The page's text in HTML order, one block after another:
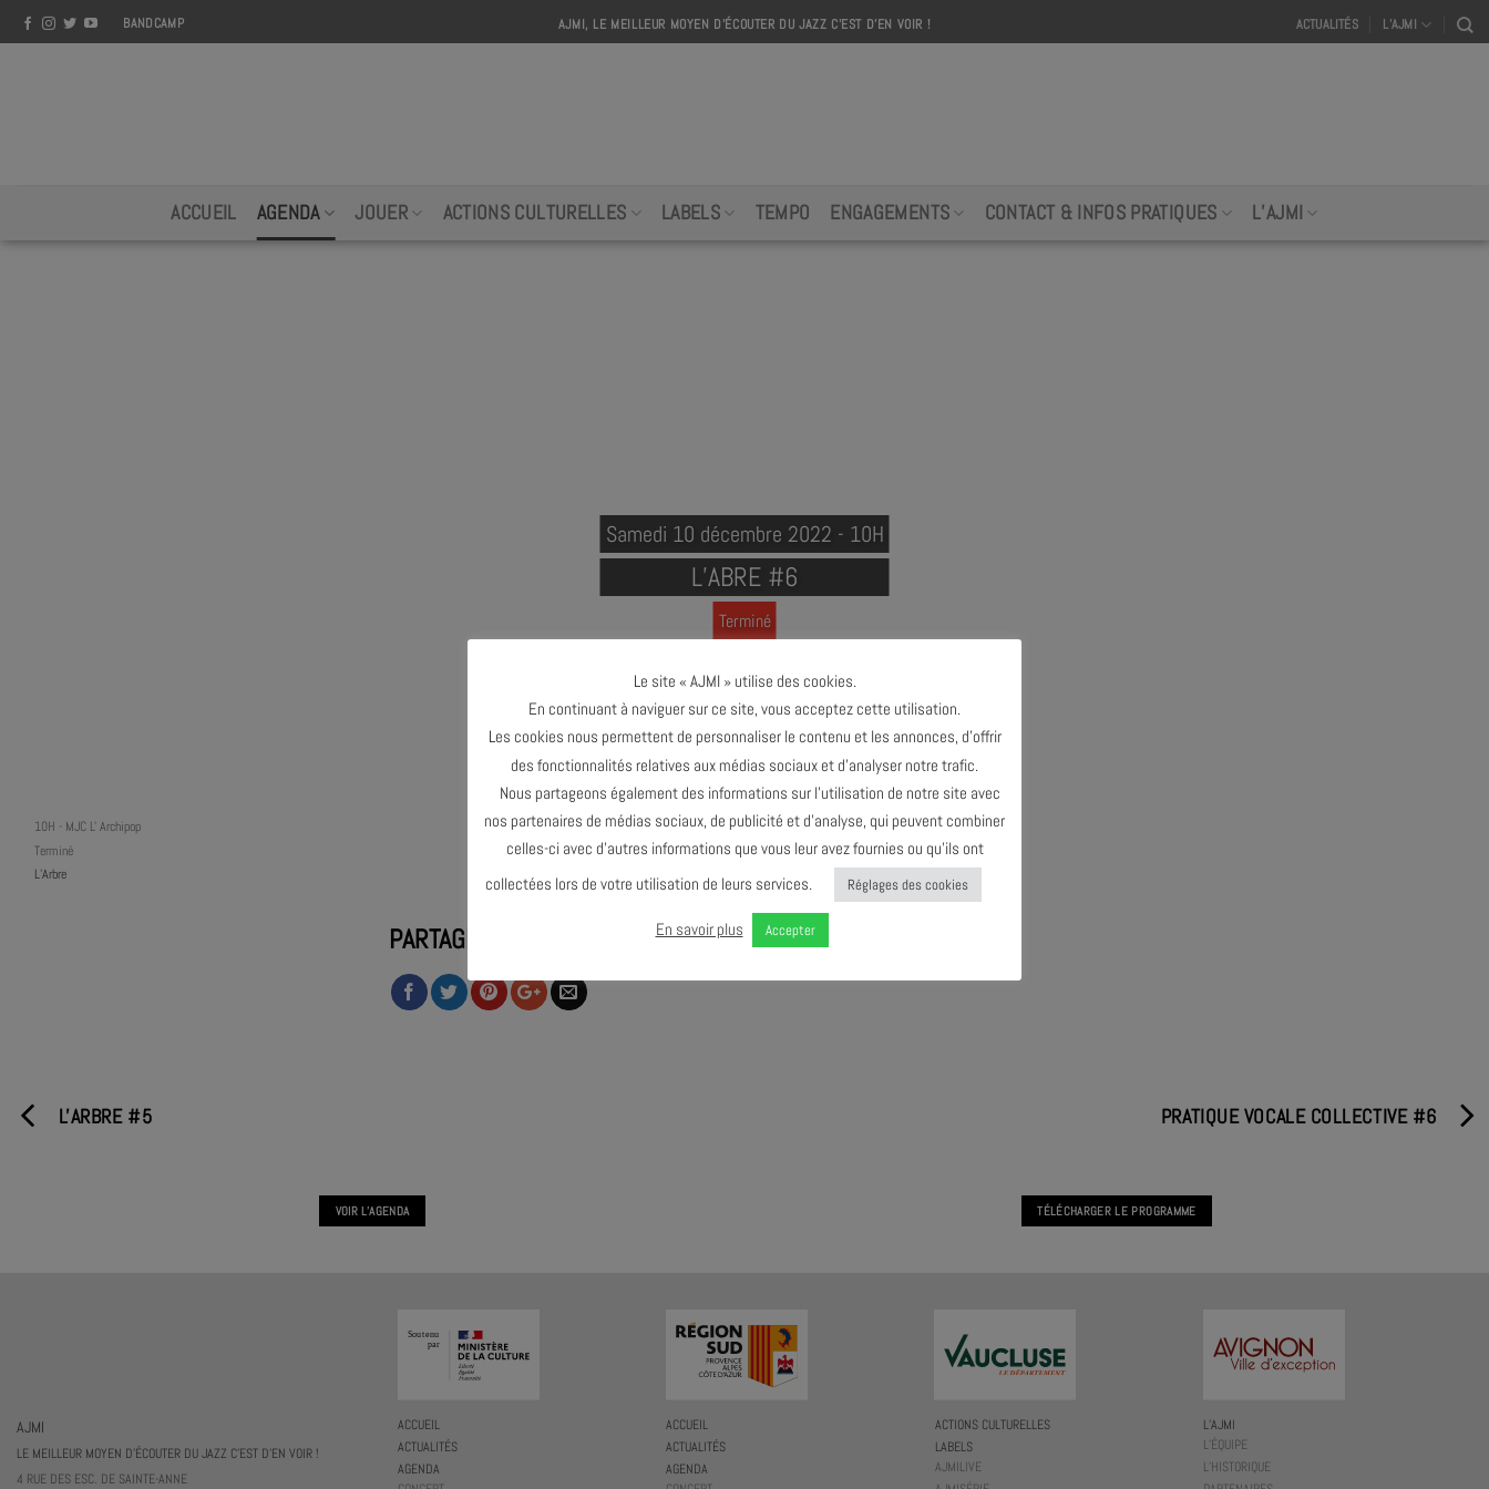
Skip
to
BANDCAMP AJMI, LE MEILLEUR MOYEN D'ÉCOUTER DU JAZZ C'EST D'EN VOIR ! ACTUALITÉS L’AJMI
ACCUEIL AGENDA JOUER ACTIONS CULTURELLES LABELS TEMPO ENGAGEMENTS CONTACT & INFOS PRATIQUES L’AJMI
Samedi 10 décembre 2022 - 10H
L’ABRE #6
Terminé
10H - MJC L' Archipop
Terminé
L’Arbre
PARTAGER & COMMENTER
L'ARBRE #5 PRATIQUE VOCALE COLLECTIVE #6
VOIR L'AGENDA TÉLÉCHARGER LE PROGRAMME
AJMI
LE MEILLEUR MOYEN D'ÉCOUTER DU JAZZ C'EST D'EN VOIR !
4 RUE DES ESC. DE SAINTE-ANNE
ACCUEIL
ACTUALITÉS
AGENDA
ACCUEIL
ACTUALITÉS
AGENDA
ACTIONS CULTURELLES
LABELS
AJMILIVE
L’AJMI
L’ÉQUIPE
L’HISTORIQUE
Le site « AJMI » utilise des cookies.
En continuant à naviguer sur ce site, vous acceptez cette utilisation.
Les cookies nous permettent de personnaliser le contenu et les annonces, d’offrir
des fonctionnalités relatives aux médias sociaux et d’analyser notre trafic.
Nous partageons également des informations sur l’utilisation de notre site avec
nos partenaires de médias sociaux, de publicité et d’analyse, qui peuvent combiner
celles-ci avec d’autres informations que vous leur avez fournies ou qu’ils ont
collectées lors de votre utilisation de leurs services.
Réglages des cookies
En savoir plus Accepter